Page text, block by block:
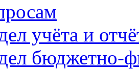
учёта и
бюджетно-